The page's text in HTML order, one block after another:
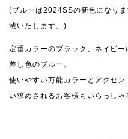
(ブルーは2024SSの新色になり
載いたします。)
定番カラーのブラック、ネイビ
差し色のブルー。
使いやすい万能カラーとアクセ
い求めされるお客様もいらっしゃ